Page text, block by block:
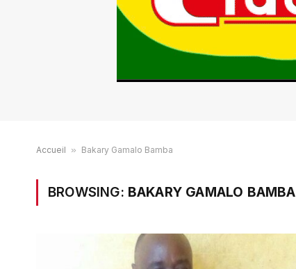
Accueil » Bakary Gamalo Bamba
BROWSING: BAKARY GAMALO BAMBA